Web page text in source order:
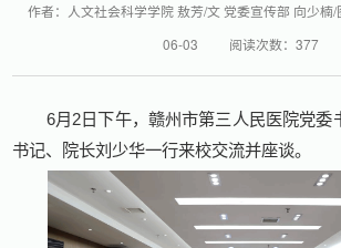
作者：人文社会科学学院 敖芳/文 党委宣传部 向少楠/
06-03
阅读次数：377
6月2日下午，赣州市第三人民医院党委
书记、院长刘少华一行来校交流并座谈。